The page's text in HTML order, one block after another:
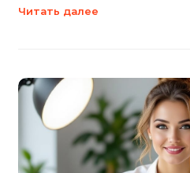
Читать далее